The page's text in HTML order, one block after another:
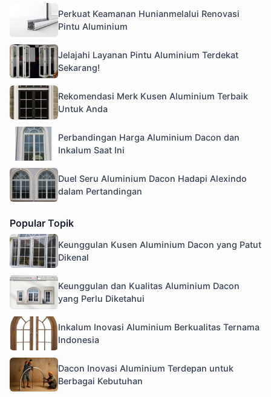
Perkuat Keamanan Hunianmelalui Renovasi
Pintu Aluminium
Jelajahi Layanan Pintu Aluminium Terdekat
Sekarang!
Rekomendasi Merk Kusen Aluminium Terbaik
Untuk Anda
Perbandingan Harga Aluminium Dacon dan
Inkalum Saat Ini
Duel Seru Aluminium Dacon Hadapi Alexindo
dalam Pertandingan
Popular Topik
Keunggulan Kusen Aluminium Dacon yang Patut
Dikenal
Keunggulan dan Kualitas Aluminium Dacon
yang Perlu Diketahui
Inkalum Inovasi Aluminium Berkualitas Ternama
Indonesia
Dacon Inovasi Aluminium Terdepan untuk
Berbagai Kebutuhan